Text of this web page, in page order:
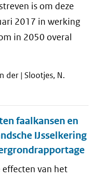
is om deze
2017 in werking
in 2050 overal
der | Slootjes, N.
faalkansen en
IJsselkering
effecten van het